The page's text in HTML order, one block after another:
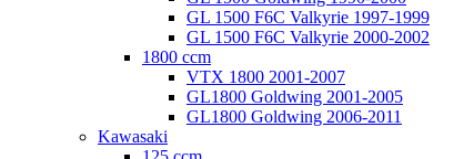
GL 1500 F6C Valkyrie 1997-1999
GL 1500 F6C Valkyrie 2000-2002
1800 ccm
VTX 1800 2001-2007
GL1800 Goldwing 2001-2005
GL1800 Goldwing 2006-2011
Kawasaki